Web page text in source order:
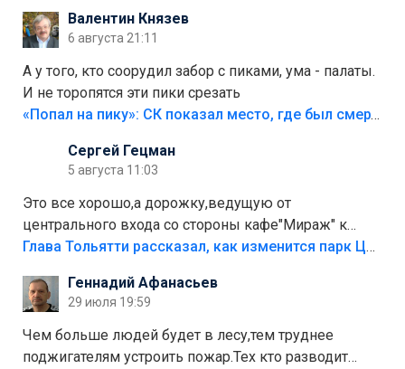
Валентин Князев
6 августа 21:11
А у того, кто соорудил забор с пиками, ума - палаты.
И не торопятся эти пики срезать
«Попал на пику»: СК показал место, где был смертельно травмирован ребенок в Тольятти
Сергей Гецман
5 августа 11:03
Это все хорошо,а дорожку,ведущую от
центрального входа со стороны кафе"Мираж" к
аттракционам слабо доделать?А то бордюры
лежала в парке и испортилась.Да еще,видимо,часть
украли.
Глава Тольятти рассказал, как изменится парк Центрального района
Геннадий Афанасьев
29 июля 19:59
Чем больше людей будет в лесу,тем труднее
поджигателям устроить пожар.Тех кто разводит